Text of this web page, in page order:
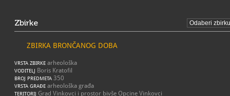
Zbirke
ZBIRKA BRONČANOG DOBA
VRSTA ZBIRKE arheološka
VODITELJ Boris Kratofil
BROJ PREDMETA 350
VRSTA GRAĐE arheološka građa
TERITORIJ Grad Vinkovci i prostor bivše Opcine Vinkovci